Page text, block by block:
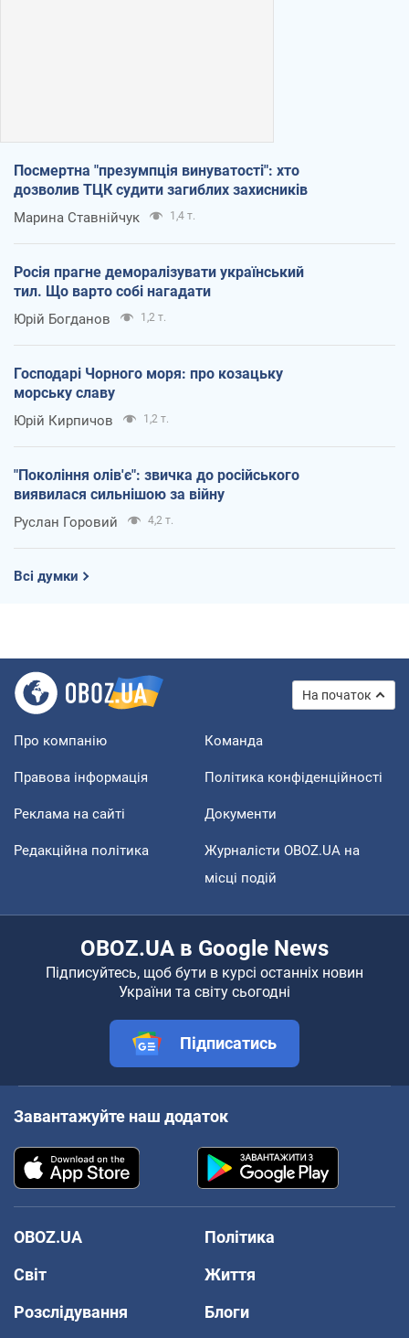
Посмертна "презумпція винуватості": хто
дозволив ТЦК судити загиблих захисників
Марина Ставнійчук 1,4 т.
Росія прагне деморалізувати український
тил. Що варто собі нагадати
Юрій Богданов 1,2 т.
Господарі Чорного моря: про козацьку
морську славу
Юрій Кирпичов 1,2 т.
"Покоління олів'є": звичка до російського
виявилася сильнішою за війну
Руслан Горовий 4,2 т.
Всі думки
На початок
Про компанію Команда
Правова інформація Політика конфіденційності
Реклама на сайті Документи
Редакційна політика
Журналісти OBOZ.UA на
місці подій
OBOZ.UA в Google News
Підписуйтесь, щоб бути в курсі останніх новин
України та світу сьогодні
Підписатись
Завантажуйте наш додаток
OBOZ.UA
Політика
Світ
Життя
Розслідування
Блоги